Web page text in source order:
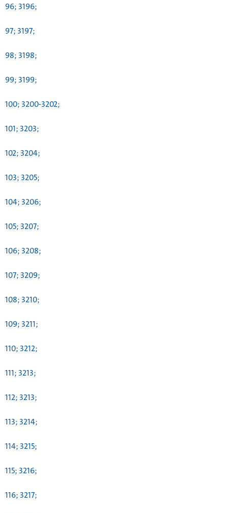
96; 3196;
97; 3197;
98; 3198;
99; 3199;
100; 3200-3202;
101; 3203;
102; 3204;
103; 3205;
104; 3206;
105; 3207;
106; 3208;
107; 3209;
108; 3210;
109; 3211;
110; 3212;
111; 3213;
112; 3213;
113; 3214;
114; 3215;
115; 3216;
116; 3217;